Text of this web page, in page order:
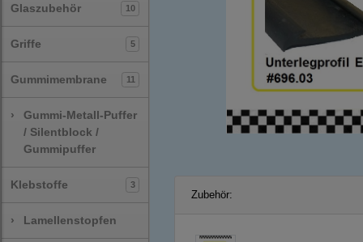
Glaszubehör 10
Griffe 5
Gummimembrane 11
›
Gummi-Metall-Puffer
/ Silentblock /
Gummipuffer
Klebstoffe 3
› Lamellenstopfen
Zubehör: